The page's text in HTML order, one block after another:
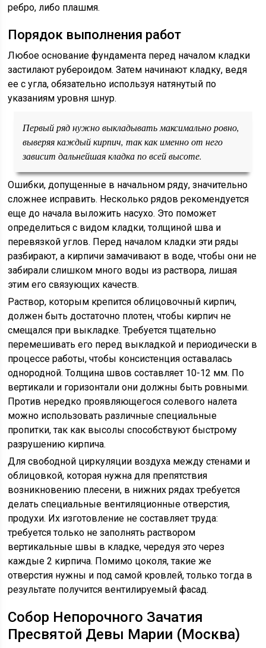
ребро, либо плашмя.
Порядок выполнения работ
Любое основание фундамента перед началом кладки
застилают рубероидом. Затем начинают кладку, ведя
ее с угла, обязательно используя натянутый по
указаниям уровня шнур.
Первый ряд нужно выкладывать максимально ровно,
выверяя каждый кирпич, так как именно от него
зависит дальнейшая кладка по всей высоте.
Ошибки, допущенные в начальном ряду, значительно
сложнее исправить. Несколько рядов рекомендуется
еще до начала выложить насухо. Это поможет
определиться с видом кладки, толщиной шва и
перевязкой углов. Перед началом кладки эти ряды
разбирают, а кирпичи замачивают в воде, чтобы они не
забирали слишком много воды из раствора, лишая
этим его связующих качеств.
Раствор, которым крепится облицовочный кирпич,
должен быть достаточно плотен, чтобы кирпич не
смещался при выкладке. Требуется тщательно
перемешивать его перед выкладкой и периодически в
процессе работы, чтобы консистенция оставалась
однородной. Толщина швов составляет 10-12 мм. По
вертикали и горизонтали они должны быть ровными.
Против нередко проявляющегося солевого налета
можно использовать различные специальные
пропитки, так как высолы способствуют быстрому
разрушению кирпича.
Для свободной циркуляции воздуха между стенами и
облицовкой, которая нужна для препятствия
возникновению плесени, в нижних рядах требуется
делать специальные вентиляционные отверстия,
продухи. Их изготовление не составляет труда:
требуется только не заполнять раствором
вертикальные швы в кладке, чередуя это через
каждые 2 кирпича. Помимо цоколя, такие же
отверстия нужны и под самой кровлей, только тогда в
результате получится вентилируемый фасад.
Собор Непорочного Зачатия
Пресвятой Девы Марии (Москва)